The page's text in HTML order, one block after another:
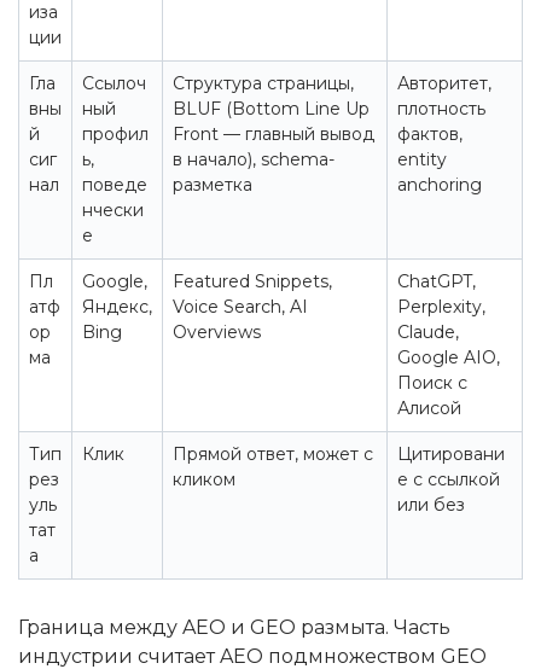
иза
ции
Гла
вны
й
сиг
нал
Ссылоч
ный
профил
ь,
поведе
нчески
е
Структура страницы,
BLUF (Bottom Line Up
Front — главный вывод
в начало), schema-
разметка
Авторитет,
плотность
фактов,
entity
anchoring
Пл
атф
ор
ма
Google,
Яндекс,
Bing
Featured Snippets,
Voice Search, AI
Overviews
ChatGPT,
Perplexity,
Claude,
Google AIO,
Поиск с
Алисой
Тип
рез
уль
тат
а
Клик
Прямой ответ, может с
кликом
Цитировани
е с ссылкой
или без
Граница между AEO и GEO размыта. Часть
индустрии считает AEO подмножеством GEO